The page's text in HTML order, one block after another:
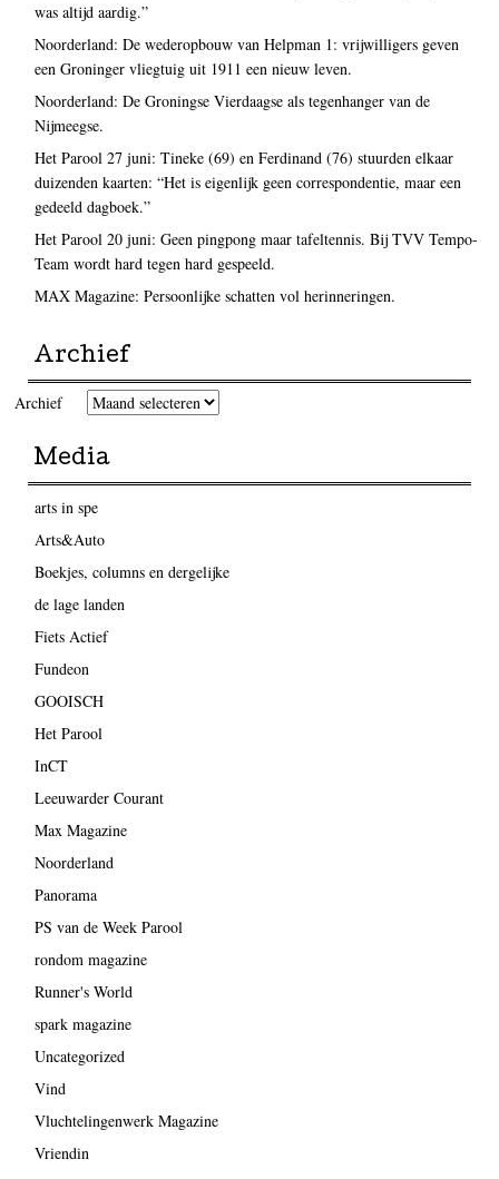
was altijd aardig.”
Noorderland: De wederopbouw van Helpman 1: vrijwilligers geven
een Groninger vliegtuig uit 1911 een nieuw leven.
Noorderland: De Groningse Vierdaagse als tegenhanger van de
Nijmeegse.
Het Parool 27 juni: Tineke (69) en Ferdinand (76) stuurden elkaar
duizenden kaarten: “Het is eigenlijk geen correspondentie, maar een
gedeeld dagboek.”
Het Parool 20 juni: Geen pingpong maar tafeltennis. Bij TVV Tempo-
Team wordt hard tegen hard gespeeld.
MAX Magazine: Persoonlijke schatten vol herinneringen.
Archief
Archief
Media
arts in spe
Arts&Auto
Boekjes, columns en dergelijke
de lage landen
Fiets Actief
Fundeon
GOOISCH
Het Parool
InCT
Leeuwarder Courant
Max Magazine
Noorderland
Panorama
PS van de Week Parool
rondom magazine
Runner's World
spark magazine
Uncategorized
Vind
Vluchtelingenwerk Magazine
Vriendin